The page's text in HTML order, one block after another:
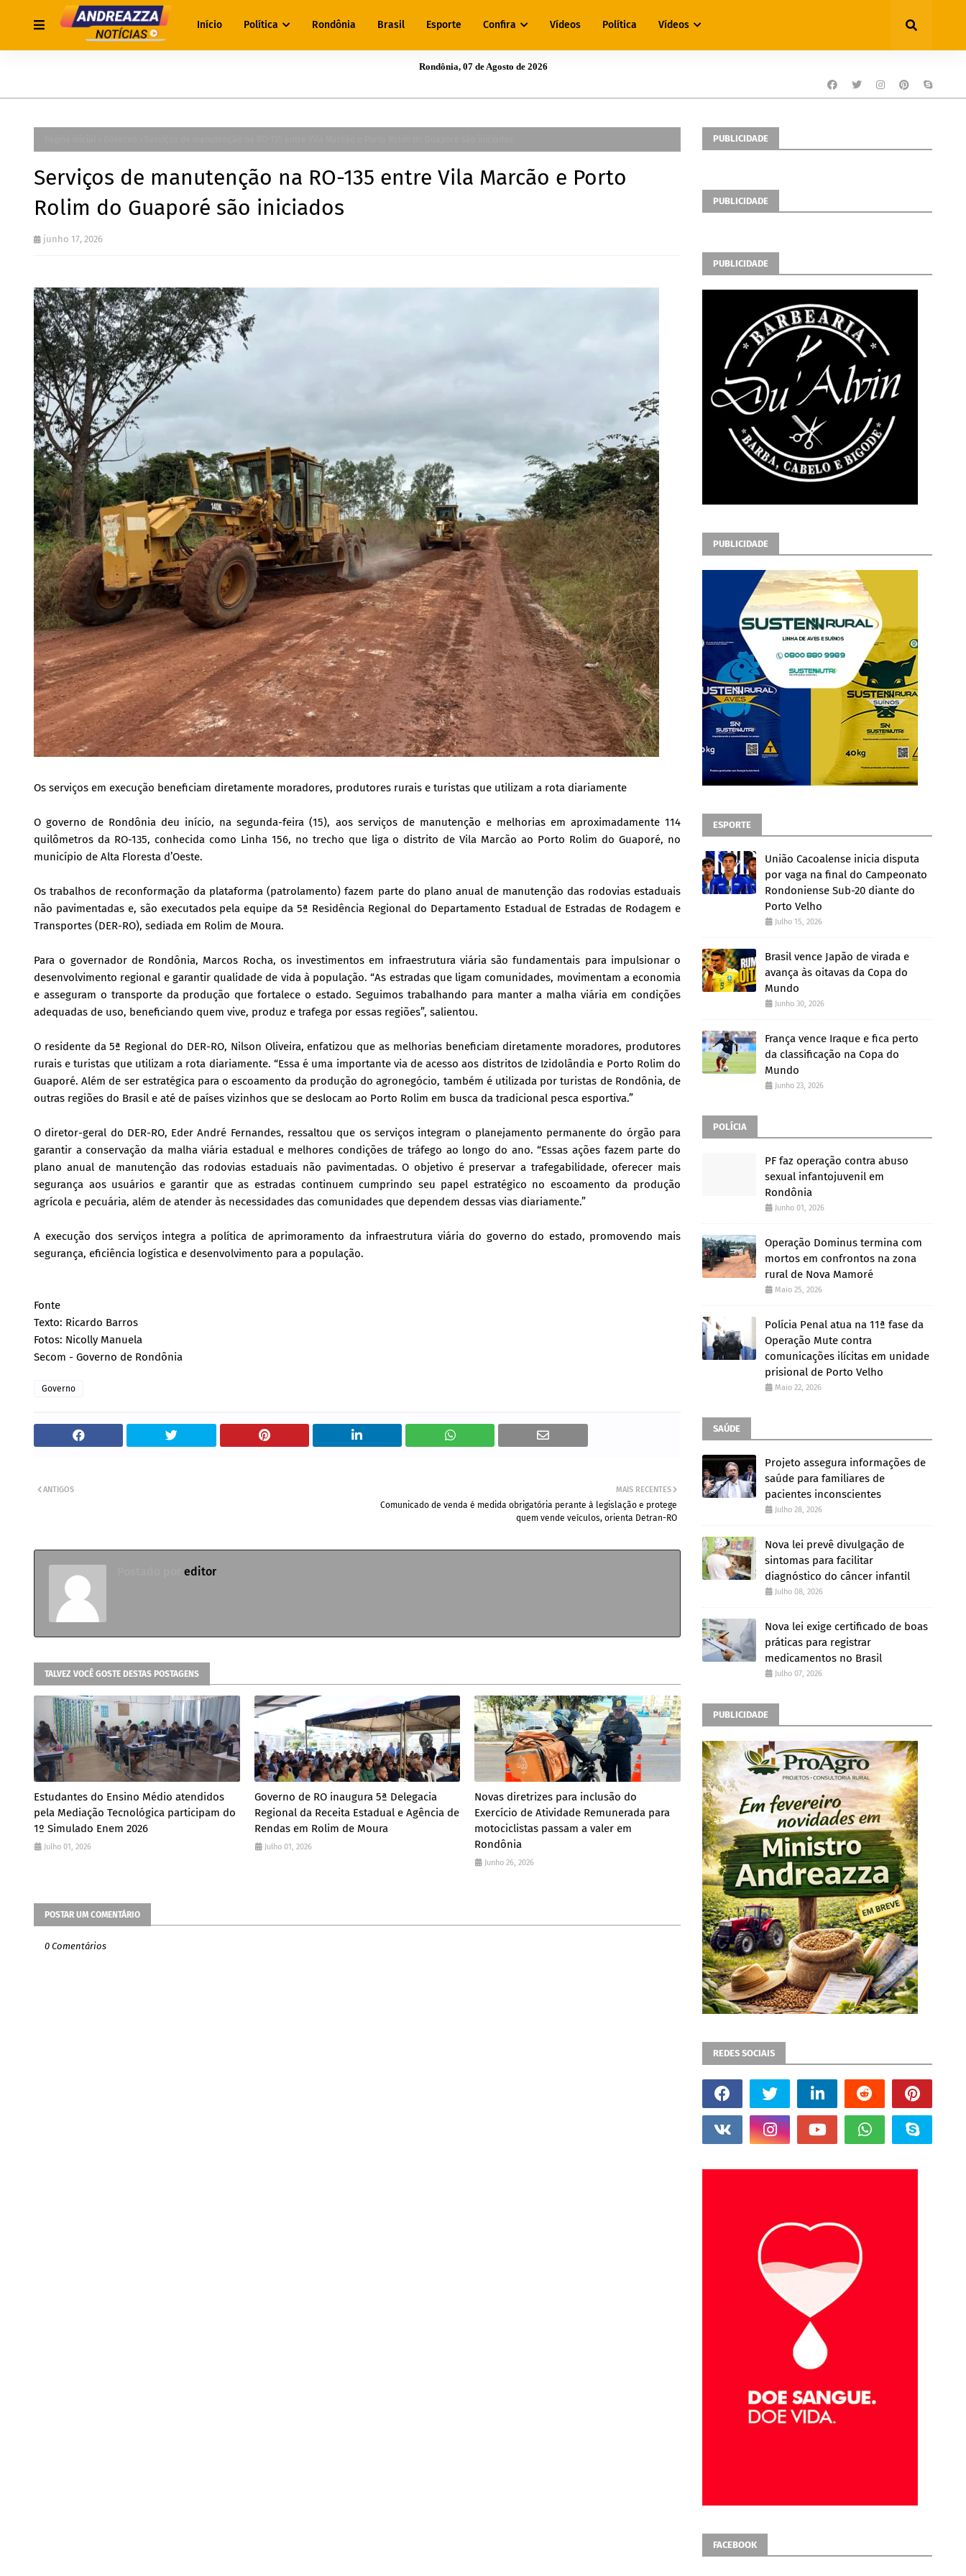
Início Política Rondônia Brasil Esporte Confira Vídeos Política Vídeos
Rondônia, 07 de Agosto de 2026
Serviços de manutenção na RO-135 entre Vila Marcão e Porto
Rolim do Guaporé são iniciados
junho 17, 2026
Os serviços em execução beneficiam diretamente moradores, produtores rurais e turistas que utilizam a rota diariamente
O governo de Rondônia deu início, na segunda-feira (15), aos serviços de manutenção e melhorias em aproximadamente 114
quilômetros da RO-135, conhecida como Linha 156, no trecho que liga o distrito de Vila Marcão ao Porto Rolim do Guaporé, no
município de Alta Floresta d’Oeste.
Os trabalhos de reconformação da plataforma (patrolamento) fazem parte do plano anual de manutenção das rodovias estaduais
não pavimentadas e, são executados pela equipe da 5ª Residência Regional do Departamento Estadual de Estradas de Rodagem e
Transportes (DER-RO), sediada em Rolim de Moura.
Para o governador de Rondônia, Marcos Rocha, os investimentos em infraestrutura viária são fundamentais para impulsionar o
desenvolvimento regional e garantir qualidade de vida à população. “As estradas que ligam comunidades, movimentam a economia
e asseguram o transporte da produção que fortalece o estado. Seguimos trabalhando para manter a malha viária em condições
adequadas de uso, beneficiando quem vive, produz e trafega por essas regiões”, salientou.
O residente da 5ª Regional do DER-RO, Nilson Oliveira, enfatizou que as melhorias beneficiam diretamente moradores, produtores
rurais e turistas que utilizam a rota diariamente. “Essa é uma importante via de acesso aos distritos de Izidolândia e Porto Rolim do
Guaporé. Além de ser estratégica para o escoamento da produção do agronegócio, também é utilizada por turistas de Rondônia, de
outras regiões do Brasil e até de países vizinhos que se deslocam ao Porto Rolim em busca da tradicional pesca esportiva.”
O diretor-geral do DER-RO, Eder André Fernandes, ressaltou que os serviços integram o planejamento permanente do órgão para
garantir a conservação da malha viária estadual e melhores condições de tráfego ao longo do ano. “Essas ações fazem parte do
plano anual de manutenção das rodovias estaduais não pavimentadas. O objetivo é preservar a trafegabilidade, oferecer mais
segurança aos usuários e garantir que as estradas continuem cumprindo seu papel estratégico no escoamento da produção
agrícola e pecuária, além de atender às necessidades das comunidades que dependem dessas vias diariamente.”
A execução dos serviços integra a política de aprimoramento da infraestrutura viária do governo do estado, promovendo mais
segurança, eficiência logística e desenvolvimento para a população.
Fonte
Texto: Ricardo Barros
Fotos: Nicolly Manuela
Secom - Governo de Rondônia
Governo
MAIS RECENTES
Comunicado de venda é medida obrigatória perante à legislação e protege
quem vende veículos, orienta Detran-RO
ANTIGOS
editor
TALVEZ VOCÊ GOSTE DESTAS POSTAGENS
Estudantes do Ensino Médio atendidos
pela Mediação Tecnológica participam do
1º Simulado Enem 2026
Julho 01, 2026
Governo de RO inaugura 5ª Delegacia
Regional da Receita Estadual e Agência de
Rendas em Rolim de Moura
Julho 01, 2026
Novas diretrizes para inclusão do
Exercício de Atividade Remunerada para
motociclistas passam a valer em
Rondônia
Junho 26, 2026
POSTAR UM COMENTÁRIO
0 Comentários
PUBLICIDADE
PUBLICIDADE
PUBLICIDADE
PUBLICIDADE
ESPORTE
União Cacoalense inicia disputa
por vaga na final do Campeonato
Rondoniense Sub-20 diante do
Porto Velho
Julho 15, 2026
Brasil vence Japão de virada e
avança às oitavas da Copa do
Mundo
Junho 30, 2026
França vence Iraque e fica perto
da classificação na Copa do
Mundo
Junho 23, 2026
POLÍCIA
PF faz operação contra abuso
sexual infantojuvenil em
Rondônia
Junho 01, 2026
Operação Dominus termina com
mortos em confrontos na zona
rural de Nova Mamoré
Maio 25, 2026
Polícia Penal atua na 11ª fase da
Operação Mute contra
comunicações ilícitas em unidade
prisional de Porto Velho
Maio 22, 2026
SAÚDE
Projeto assegura informações de
saúde para familiares de
pacientes inconscientes
Julho 28, 2026
Nova lei prevê divulgação de
sintomas para facilitar
diagnóstico do câncer infantil
Julho 08, 2026
Nova lei exige certificado de boas
práticas para registrar
medicamentos no Brasil
Julho 07, 2026
PUBLICIDADE
REDES SOCIAIS
FACEBOOK